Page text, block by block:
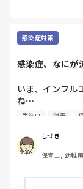
誰にも言え
す。。。
感染症対策
感染症、なにが
いま、インフル
ね…
みなさんの園
いていますか？
私の職場では
多く、移らな
手洗い 消毒
しづき
保育士, 幼稚